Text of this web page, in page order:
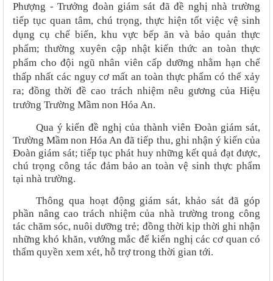
Phượng - Trưởng đoàn giám sát đã đề nghị nhà trường
tiếp tục quan tâm, chú trọng, thực hiện tốt việc vệ sinh
dụng cụ chế biến, khu vực bếp ăn và bảo quản thực
phẩm; thường xuyên cập nhật kiến thức an toàn thực
phẩm cho đội ngũ nhân viên cấp dưỡng nhằm hạn chế
thấp nhất các nguy cơ mất an toàn thực phẩm có thể xảy
ra; đồng thời đề cao trách nhiệm nêu gương của Hiệu
trưởng Trường Mầm non Hóa An.
Qua ý kiến đề nghị của thành viên Đoàn giám sát,
Trường Mầm non Hóa An đã tiếp thu, ghi nhận ý kiến của
Đoàn giám sát; tiếp tục phát huy những kết quả đạt được,
chú trọng công tác đảm bảo an toàn vệ sinh thực phẩm
tại nhà trường.
Thông qua hoạt động giám sát, khảo sát đã góp
phần nâng cao trách nhiệm của nhà trường trong công
tác chăm sóc, nuôi dưỡng trẻ; đồng thời kịp thời ghi nhận
những khó khăn, vướng mắc để kiến nghị các cơ quan có
thẩm quyền xem xét, hỗ trợ trong thời gian tới.